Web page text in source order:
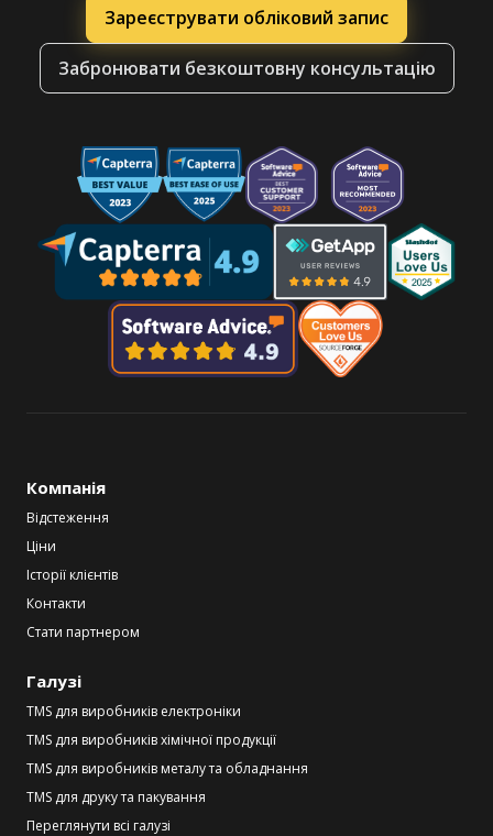
Зареєструвати обліковий запис
Забронювати безкоштовну консультацію
Компанія
Відстеження
Ціни
Історії клієнтів
Контакти
Стати партнером
Галузі
TMS для виробників електроніки
TMS для виробників хімічної продукції
TMS для виробників металу та обладнання
TMS для друку та пакування
Переглянути всі галузі